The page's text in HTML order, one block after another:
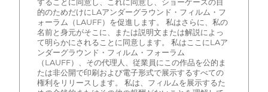
することに同意し、これに同意し、ショーケースの目
的のためだけにLAアンダーグラウンド・フィルム・フ
ォーラム（LAUFF）を促進します。 私はさらに、私の
名前と身元がそこに、または説明文または解説によっ
て明らかにされることに同意します。 私はここにLAア
ンダーグラウンド・フィルム・フォーラム
（LAUFF）、その代理人、従業員にこの作品を公的ま
たは非公開で印刷および電子形式で展示するすべての
権利をリリースします。 私は、フィルムを展示するた